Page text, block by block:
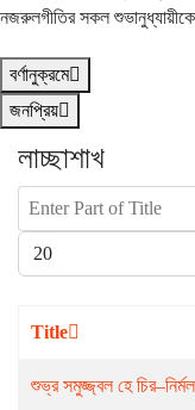
নজরুলগীতির সকল শুভানুধ্যায়ীকে
বর্ণানুক্রমে
জনপ্রিয়
লাচ্ছাশাখ
Enter Part of Title
Display #
Title
শুভ্র সমুজ্জ্বল হে চির–নির্মল